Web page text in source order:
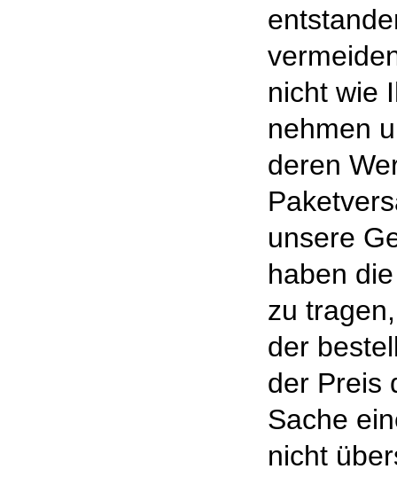
nicht wie
nehmen
deren
unsere
haben
zu
der
der Preis
Sache
nicht